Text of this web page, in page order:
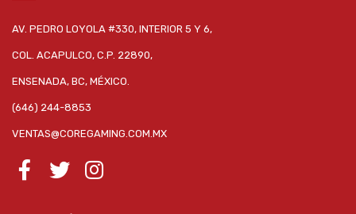
AV. PEDRO LOYOLA #330, INTERIOR 5 Y 6,
COL. ACAPULCO, C.P. 22890,
ENSENADA, BC, MÉXICO.
(646) 244-8853
VENTAS@COREGAMING.COM.MX